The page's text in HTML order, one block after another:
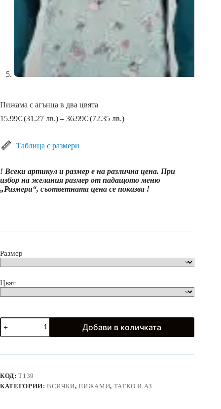
Пижама с агънца в два цвята
15.99€ (31.27 лв.) – 36.99€ (72.35 лв.)Price
36.99€
(72.35
лв.)
Таблица с размери
! Всеки артикул и размер е на различна цена. При
избор на желания размер от падащото меню
„Размери“, съответната цена се показва !
Размер
Цвят
количество
за
Пижама
агънца
цвята
Добави в количката
КОД:T139
КАТЕГОРИИ:ВСИЧКИ,ПИЖАМИ, ТАТКО И АЗ